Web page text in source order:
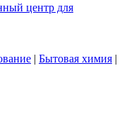
центр для
| Бытовая химия |